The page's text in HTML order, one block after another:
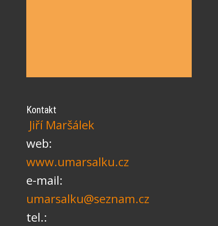
Kontakt
Jiří Maršálek
web:
www.umarsalku.cz
e-mail:
umarsalku@seznam.cz
tel.: